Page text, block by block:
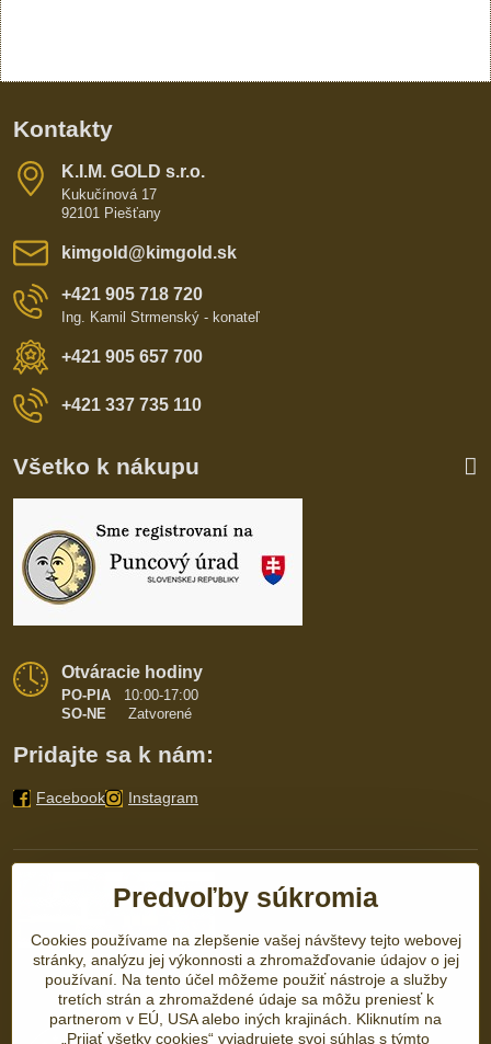
Kontakty
K​​.I​​.M​​. GOLD s​​.r​​.o​​.
Kukučínová 17
92101 Piešťany
kimgold​@kimgold​.sk
+421 905 718 720
Ing. Kamil Strmenský - konateľ
+421 905 657 700
+421 337 735 110
Všetko k nákupu
Otváracie hodiny
PO-PIA
10:00-17:00
SO-NE Zatvorené
Pridajte sa k nám:
Facebook Instagram
Predvoľby súkromia
Cookies používame na zlepšenie vašej návštevy tejto webovej
stránky, analýzu jej výkonnosti a zhromažďovanie údajov o jej
používaní. Na tento účel môžeme použiť nástroje a služby
tretích strán a zhromaždené údaje sa môžu preniesť k
partnerom v EÚ, USA alebo iných krajinách. Kliknutím na
„Prijať všetky cookies“ vyjadrujete svoj súhlas s týmto